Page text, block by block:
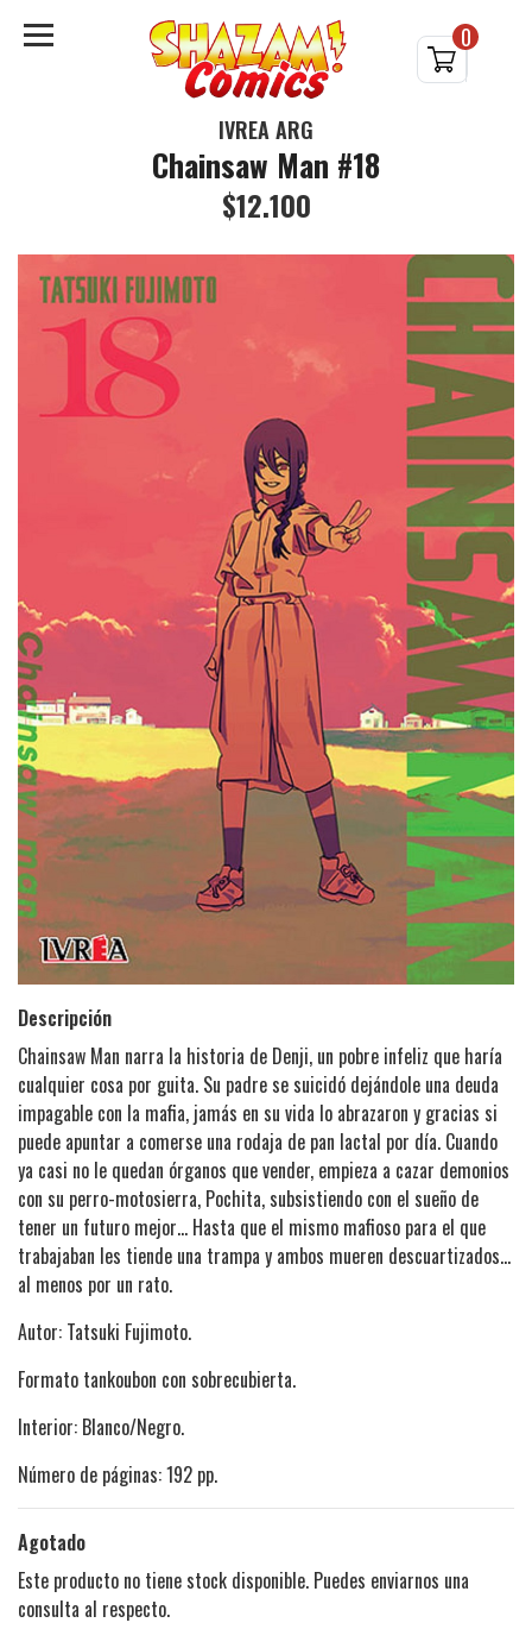
0
IVREA ARG
Chainsaw Man #18
$12.100
Descripción
Chainsaw Man narra la historia de Denji, un pobre infeliz que haría
cualquier cosa por guita. Su padre se suicidó dejándole una deuda
impagable con la mafia, jamás en su vida lo abrazaron y gracias si
puede apuntar a comerse una rodaja de pan lactal por día. Cuando
ya casi no le quedan órganos que vender, empieza a cazar demonios
con su perro-motosierra, Pochita, subsistiendo con el sueño de
tener un futuro mejor… Hasta que el mismo mafioso para el que
trabajaban les tiende una trampa y ambos mueren descuartizados…
al menos por un rato.
Autor: Tatsuki Fujimoto.
Formato tankoubon con sobrecubierta.
Interior: Blanco/Negro.
Número de páginas: 192 pp.
Agotado
Este producto no tiene stock disponible. Puedes enviarnos una
consulta al respecto.